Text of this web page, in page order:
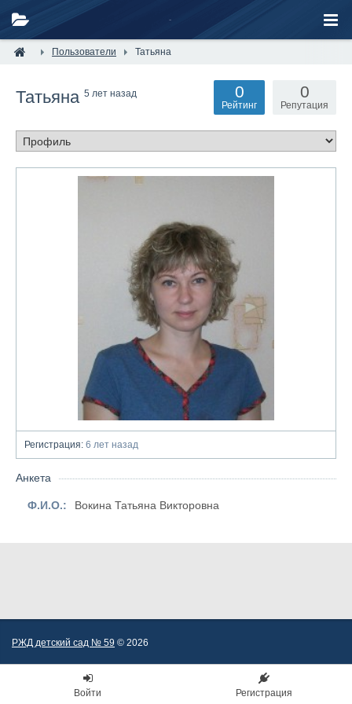
Пользователи Татьяна
Татьяна 5 лет назад 0
Репутация
0
Рейтинг
Регистрация: 6 лет назад
Анкета
Ф.И.О.: Вокина Татьяна Викторовна
РЖД детский сад № 59 © 2026
Войти Регистрация